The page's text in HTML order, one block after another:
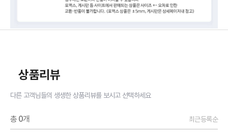
상품리뷰
다른 고객님들의 생생한 상품리뷰를 보시고 선택하세요
총 0개 최근등록순